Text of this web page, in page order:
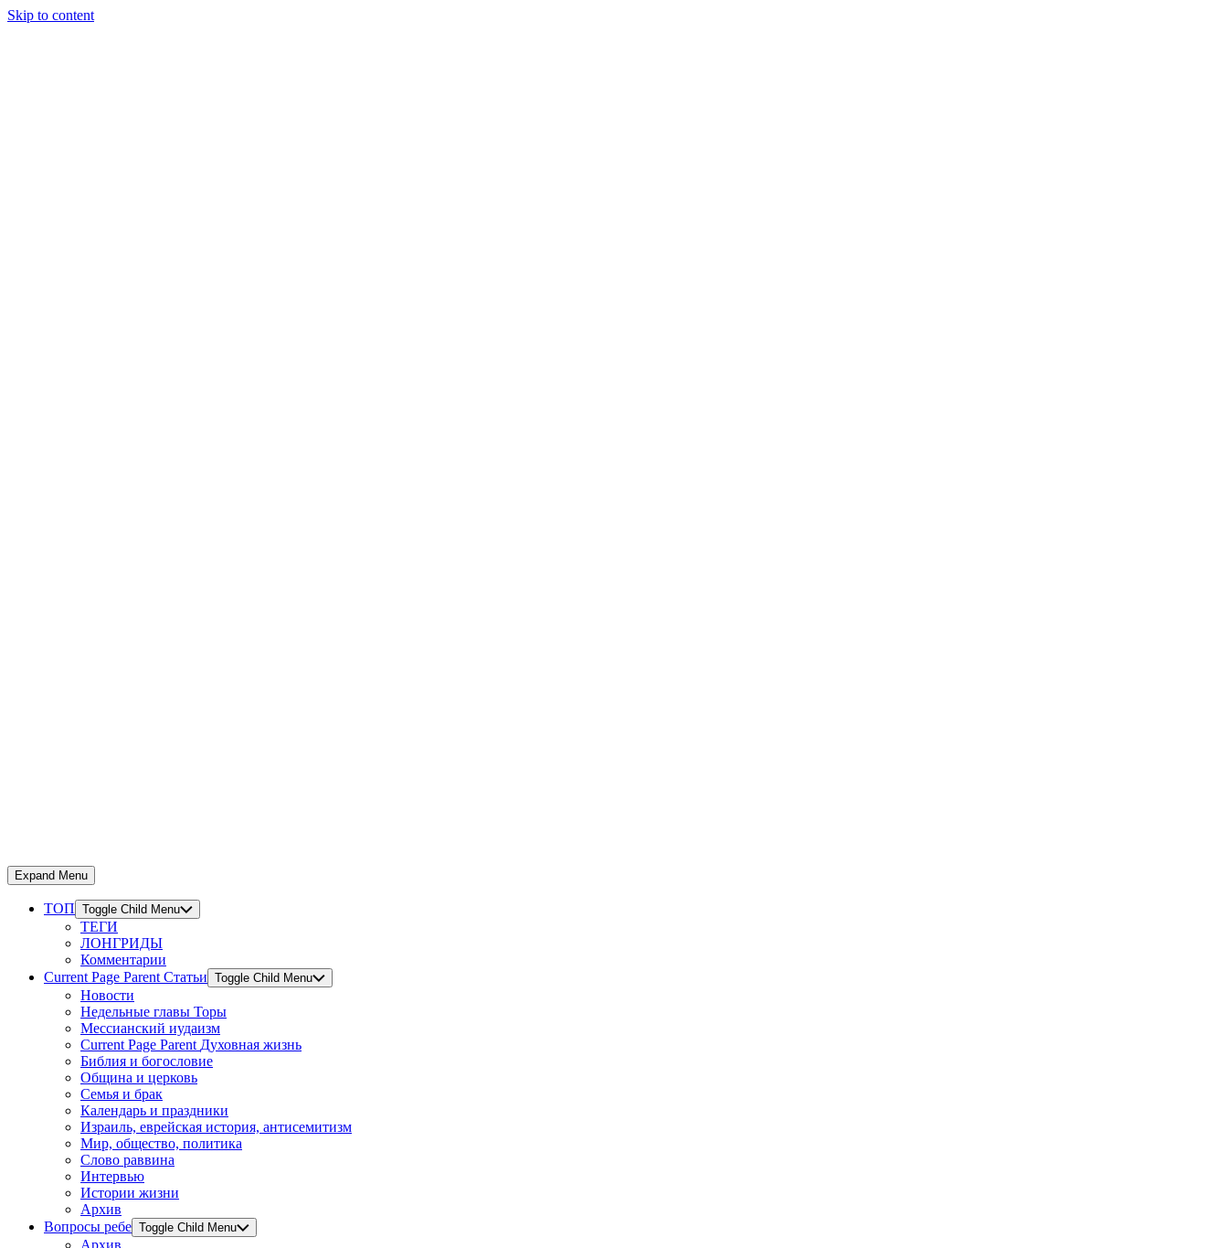
Skip to content
Expand Menu
ТОП Toggle Child Menu
ТЕГИ
ЛОНГРИДЫ
Комментарии
Current Page Parent Статьи Toggle Child Menu
Новости
Недельные главы Торы
Мессианский иудаизм
Current Page Parent Духовная жизнь
Библия и богословие
Община и церковь
Семья и брак
Календарь и праздники
Израиль, еврейская история, антисемитизм
Мир, общество, политика
Слово раввина
Интервью
Истории жизни
Архив
Вопросы ребе Toggle Child Menu